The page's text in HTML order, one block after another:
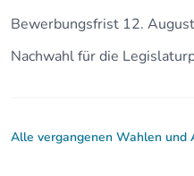
Bewerbungsfrist 12.
Nachwahl für die
Alle vergangenen Wahlen und